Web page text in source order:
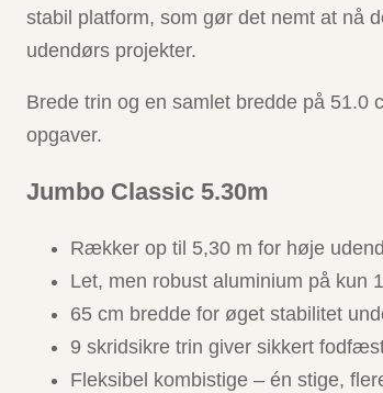
stabil platform, som gør det nemt at nå
udendørs projekter.
Brede trin og en samlet bredde på 51.0
opgaver.
Jumbo Classic 5.30m
Rækker op til 5,30 m for høje
Let, men robust aluminium på kun
65 cm bredde for øget stabilitet
9 skridsikre trin giver sikkert
Fleksibel kombistige – én stige,